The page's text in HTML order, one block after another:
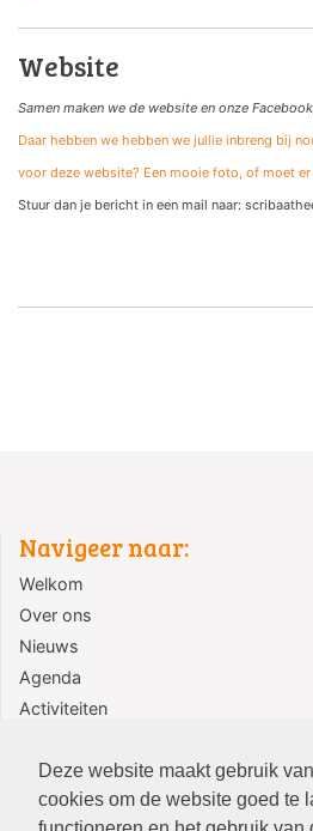
Deze website maakt gebruik
cookies om de website goed te
Website
Samen maken we de website en onze
Daar hebben we hebben we jullie inbreng bij
voor deze website? Een mooie foto, of moet
Stuur dan je bericht in een mail naar:
Navigeer naar:
Welkom
Over ons
Nieuws
Agenda
Activiteiten
Contact